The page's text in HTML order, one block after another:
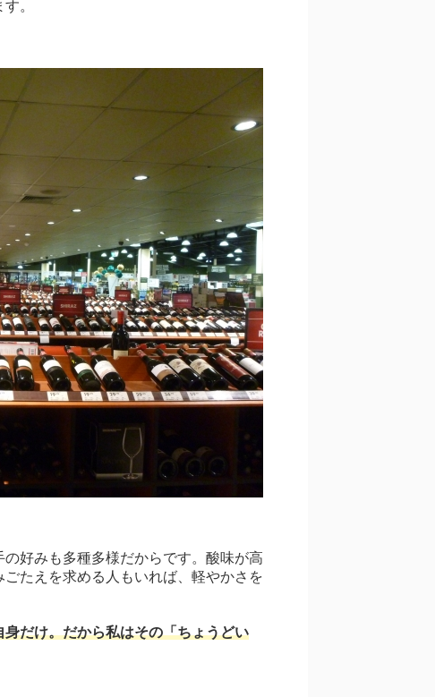
。
好みも多種多様だからです。酸味が高
たえを求める人もいれば、軽やかさを
だけ。だから私はその「ちょうどい